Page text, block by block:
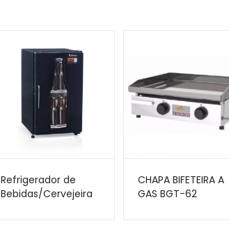
Refrigerador de
Bebidas/Cervejeira
CHAPA BIFETEIRA A
GAS BGT-62